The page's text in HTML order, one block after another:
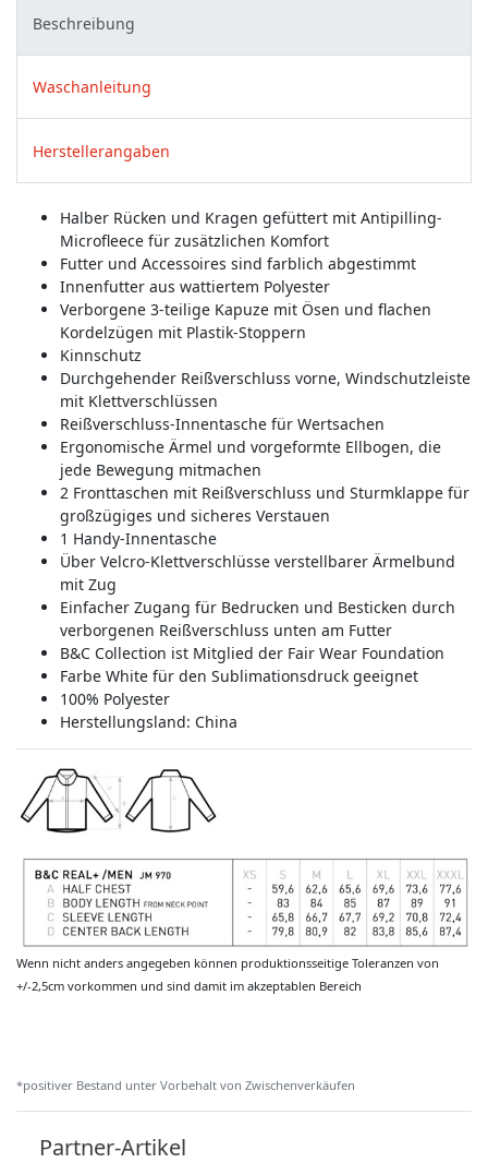
Beschreibung
Waschanleitung
Herstellerangaben
Halber Rücken und Kragen gefüttert mit Antipilling-
Microfleece für zusätzlichen Komfort
Futter und Accessoires sind farblich abgestimmt
Innenfutter aus wattiertem Polyester
Verborgene 3-teilige Kapuze mit Ösen und flachen
Kordelzügen mit Plastik-Stoppern
Kinnschutz
Durchgehender Reißverschluss vorne, Windschutzleiste
mit Klettverschlüssen
Reißverschluss-Innentasche für Wertsachen
Ergonomische Ärmel und vorgeformte Ellbogen, die
jede Bewegung mitmachen
2 Fronttaschen mit Reißverschluss und Sturmklappe für
großzügiges und sicheres Verstauen
1 Handy-Innentasche
Über Velcro-Klettverschlüsse verstellbarer Ärmelbund
mit Zug
Einfacher Zugang für Bedrucken und Besticken durch
verborgenen Reißverschluss unten am Futter
B&C Collection ist Mitglied der Fair Wear Foundation
Farbe White für den Sublimationsdruck geeignet
100% Polyester
Herstellungsland: China
Wenn nicht anders angegeben können produktionsseitige Toleranzen von
+/-2,5cm vorkommen und sind damit im akzeptablen Bereich
*positiver Bestand unter Vorbehalt von Zwischenverkäufen
Partner-Artikel